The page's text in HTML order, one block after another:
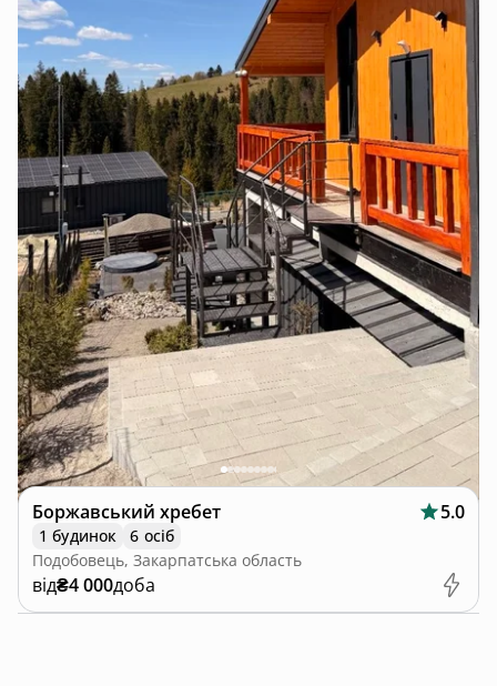
Боржавський хребет 5.0
1 будинок
6 осіб
Подобовець, Закарпатська область
від₴4 000доба